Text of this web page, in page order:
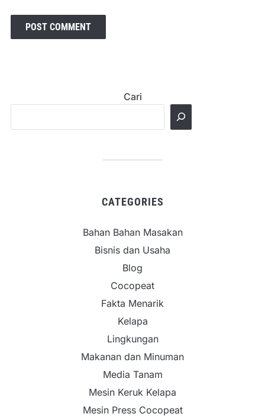
Cari
CATEGORIES
Bahan Bahan Masakan
Bisnis dan Usaha
Blog
Cocopeat
Fakta Menarik
Kelapa
Lingkungan
Makanan dan Minuman
Media Tanam
Mesin Keruk Kelapa
Mesin Press Cocopeat